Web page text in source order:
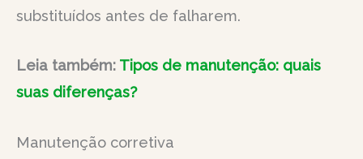
substituídos antes de falharem.
Leia também: Tipos de manutenção: quais
suas diferenças?
Manutenção corretiva